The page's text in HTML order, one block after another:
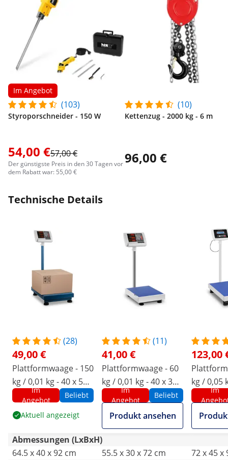
Im Angebot
(103)
Styroporschneider - 150 W
54,00 €57,00 €
Der günstigste Preis in den 30 Tagen vor
dem Rabatt war: 55,00 €
(10)
Kettenzug - 2000 kg - 6 m
96,00 €
Technische Details
(28)
49,00 €
Plattformwaage - 150
kg / 0,01 kg - 40 x 50
cm - klappbar - LED
Im
Angebot
Beliebt
Aktuell angezeigt
(11)
41,00 €
Plattformwaage - 60
kg / 0,01 kg - 40 x 30
cm - LED
Im
Angebot
Beliebt
Produkt ansehen
123,00
kg / 0,05
cm - LCD
Im
Abmessungen (LxBxH)
64.5 x 40 x 92 cm
55.5 x 30 x 72 cm 72 x 45 x